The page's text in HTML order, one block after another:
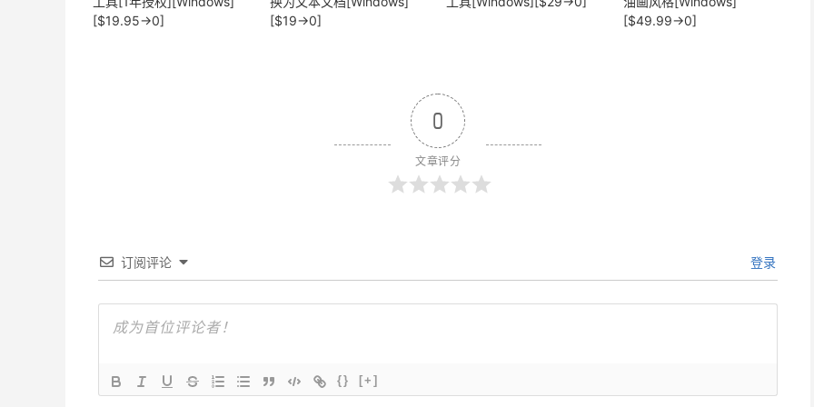
[$19.95→0]
[$19→0]
[$49.99→0]
0
文章评分
订阅评论 登录
{} [+]